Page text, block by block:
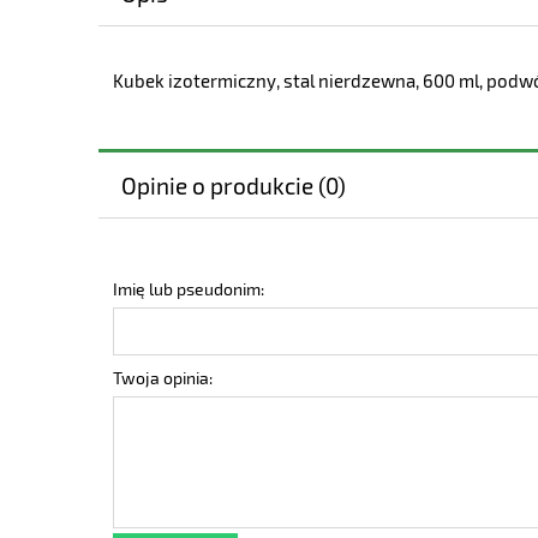
Kubek izotermiczny, stal nierdzewna, 600 ml,
Opinie o produkcie (0)
Imię lub pseudonim:
Twoja opinia: